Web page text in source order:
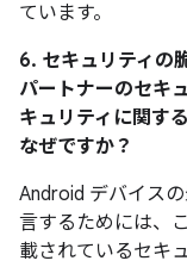
ています。
6. セキュリティの
パートナーのセキ
キュリティに関す
なぜですか？
Android デバイス
言するためには、
載されているセキ